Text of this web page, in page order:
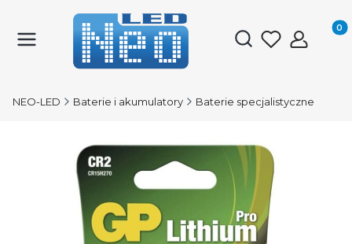
Otwórz
NEO-LED Baterie i akumulatory Baterie specjalistyczne